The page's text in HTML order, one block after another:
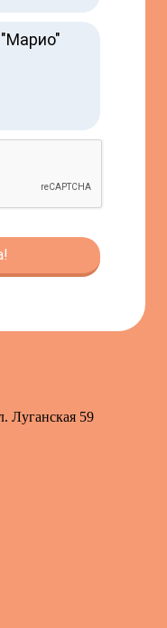
Луганская 59